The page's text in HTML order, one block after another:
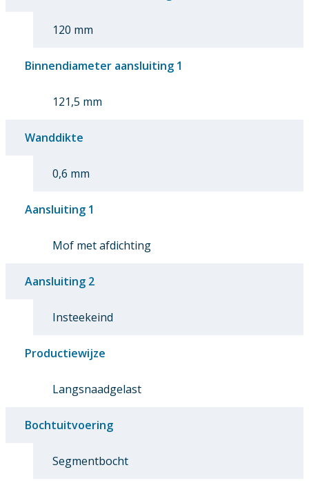
120 mm
Binnendiameter aansluiting 1
121,5 mm
Wanddikte
0,6 mm
Aansluiting 1
Mof met afdichting
Aansluiting 2
Insteekeind
Productiewijze
Langsnaadgelast
Bochtuitvoering
Segmentbocht